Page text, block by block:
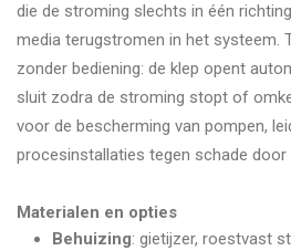
die de stroming slechts in één
media terugstromen in het systeem.
zonder bediening: de klep opent
sluit zodra de stroming stopt of
voor de bescherming van pompen,
procesinstallaties tegen schade
Materialen en opties
Behuizing: gietijzer, roestvast